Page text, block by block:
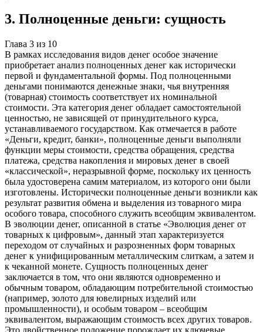
3. Полноценные деньги: сущность
Глава 3 из 10
В рамках исследования видов денег особое значение
приобретает анализ полноценных денег как исторически
первой и фундаментальной формы. Под полноценными
деньгами понимаются денежные знаки, чья внутренняя
(товарная) стоимость соответствует их номинальной
стоимости. Эта категория денег обладает самостоятельной
ценностью, не зависящей от принудительного курса,
устанавливаемого государством. Как отмечается в работе
«Деньги, кредит, банки», полноценные деньги выполняли
функции меры стоимости, средства обращения, средства
платежа, средства накопления и мировых денег в своей
«классической», неразрывной форме, поскольку их ценность
была удостоверена самим материалом, из которого они были
изготовлены. Исторически полноценные деньги возникли как
результат развития обмена и выделения из товарного мира
особого товара, способного служить всеобщим эквивалентом.
В эволюции денег, описанной в статье «Эволюция денег от
товарных к цифровым», данный этап характеризуется
переходом от случайных и разрозненных форм товарных
денег к унифицированным металлическим слиткам, а затем и
к чеканной монете. Сущность полноценных денег
заключается в том, что они являются одновременно и
обычным товаром, обладающим потребительной стоимостью
(например, золото для ювелирных изделий или
промышленности), и особым товаром – всеобщим
эквивалентом, выражающим стоимость всех других товаров.